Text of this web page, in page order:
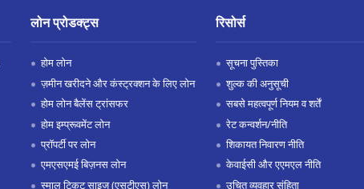
लोन प्रोडक्ट्स
होम लोन
ज़मीन खरीदने और कंस्ट्रक्शन के लिए लोन
होम लोन बैलेंस ट्रांसफर
होम इम्प्रूवमेंट लोन
प्रॉपर्टी पर लोन
एमएसएमई बिज़नस लोन
स्माल टिकट साइज (एसटीएस) लोन
रिसोर्स
सूचना पुस्तिका
शुल्क की अनुसूची
सबसे महत्वपूर्ण नियम व शर्तें
रेट कन्वर्शन/नीति
शिकायत निवारण नीति
केवाईसी और एएमएल नीति
उचित व्यवहार संहिता